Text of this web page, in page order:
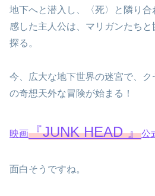
地下へと潜入し、〈死〉と隣り
感した主人公は、マリガンたち
探る。
今、広大な地下世界の迷宮で、
の奇想天外な冒険が始まる！
映画『JUNK HEAD 』公
面白そうですね。